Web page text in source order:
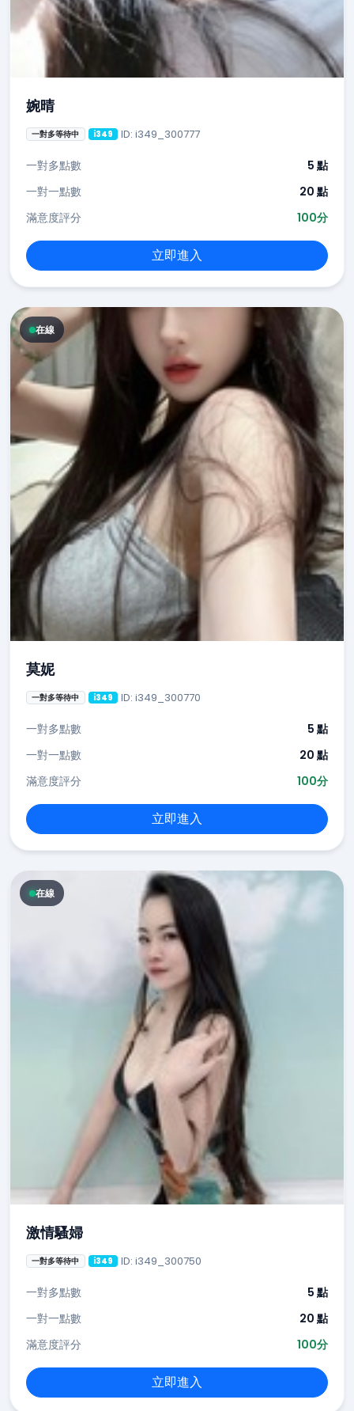
婉晴
一對多等待中 i349 ID: i349_300777
一對多點數
5 點
一對一點數
20 點
滿意度評分
100分
立即進入
在線
莫妮
一對多等待中 i349 ID: i349_300770
一對多點數
5 點
一對一點數
20 點
滿意度評分
100分
立即進入
在線
激情騷婦
一對多等待中 i349 ID: i349_300750
一對多點數
5 點
一對一點數
20 點
滿意度評分
100分
立即進入